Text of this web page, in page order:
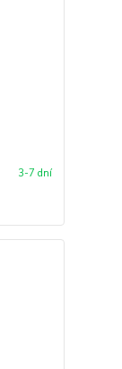
3-7 dní